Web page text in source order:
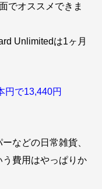
でオススメできま
Unlimitedは1ヶ月
で13,440円
などの日常雑貨、
費用はやっぱりか